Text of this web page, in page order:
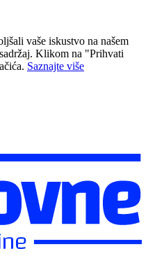
vaše iskustvo na našem
Klikom na "Prihvati
Saznajte više